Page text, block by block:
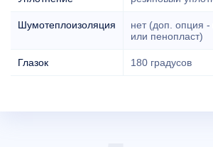
Шумотеплоизоляция
нет (доп. опция
или пенопласт)
Глазок 180 градусов